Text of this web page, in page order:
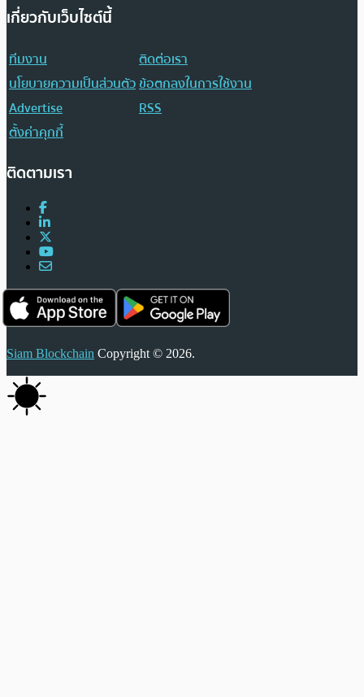
เกี่ยวกับเว็บไซต์นี้
ทีมงาน
ติดต่อเรา
นโยบายความเป็นส่วนตัวข้อตกลงในการใช้งาน
Advertise
RSS
ตั้งค่าคุกกี้
ติดตามเรา
Siam Blockchain Copyright © 2026.